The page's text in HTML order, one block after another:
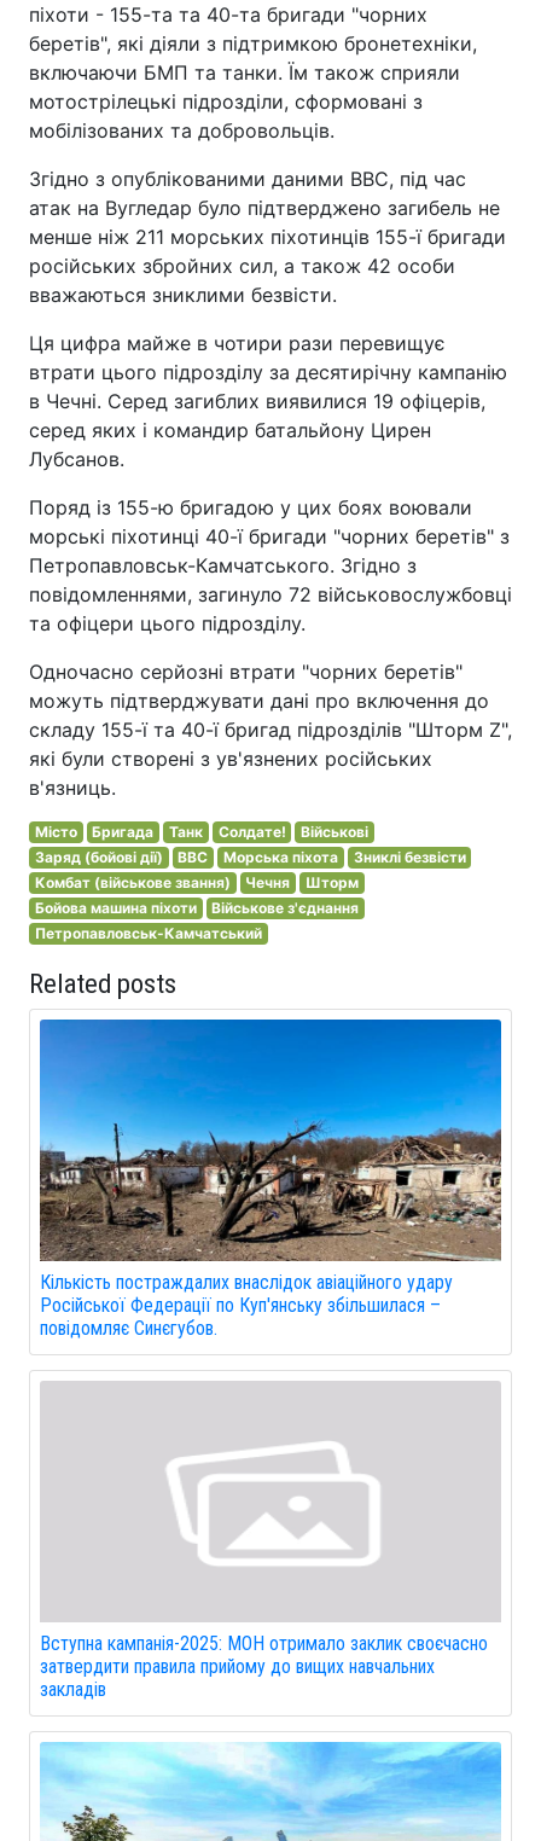
піхоти - 155-та та 40-та бригади "чорних
беретів", які діяли з підтримкою бронетехніки,
включаючи БМП та танки. Їм також сприяли
мотострілецькі підрозділи, сформовані з
мобілізованих та добровольців.
Згідно з опублікованими даними BBC, під час
атак на Вугледар було підтверджено загибель не
менше ніж 211 морських піхотинців 155-ї бригади
російських збройних сил, а також 42 особи
вважаються зниклими безвісти.
Ця цифра майже в чотири рази перевищує
втрати цього підрозділу за десятирічну кампанію
в Чечні. Серед загиблих виявилися 19 офіцерів,
серед яких і командир батальйону Цирен
Лубсанов.
Поряд із 155-ю бригадою у цих боях воювали
морські піхотинці 40-ї бригади "чорних беретів" з
Петропавловськ-Камчатського. Згідно з
повідомленнями, загинуло 72 військовослужбовці
та офіцери цього підрозділу.
Одночасно серйозні втрати "чорних беретів"
можуть підтверджувати дані про включення до
складу 155-ї та 40-ї бригад підрозділів "Шторм Z",
які були створені з ув'язнених російських
в'язниць.
Місто Бригада Танк Солдате!
Військові
Заряд (бойові дії)
BBC Морська піхота
Зниклі безвісти
Комбат (військове звання)
Чечня
Шторм
Бойова машина піхоти
Військове з'єднання
Петропавловськ-Камчатський
Related posts
Кількість постраждалих внаслідок авіаційного удару
Російської Федерації по Куп'янську збільшилася –
повідомляє Синєгубов.
Вступна кампанія-2025: МОН отримало заклик своєчасно
затвердити правила прийому до вищих навчальних
закладів